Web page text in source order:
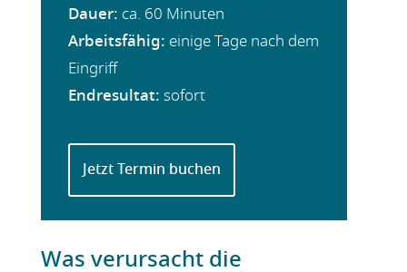
Dauer: ca. 60 Minuten
Arbeitsfähig: einige Tage nach dem
Eingriff
Endresultat: sofort
Jetzt Termin buchen
Was verursacht die